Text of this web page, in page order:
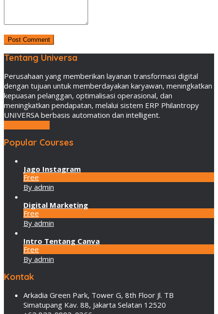
Tentang Universa
Perusahaan yang memberikan layanan transformasi digital
dengan tujuan untuk memberdayakan karyawan, meningkatkan
kepuasan pelanggan, optimalisasi operasional, dan
meningkatkan pendapatan, melalui sistem ERP Philantropy
UNIVERSA berbasis automation dan intelligent.
Popular Courses
Jago Instagram
Free
By admin
Digital Marketing
Free
By admin
Intro Tentang Canva
Free
By admin
Kontak
Arkadia Green Park, Tower G, 8th Floor Jl. TB
Simatupang Kav. 88, Jakarta Selatan 12520